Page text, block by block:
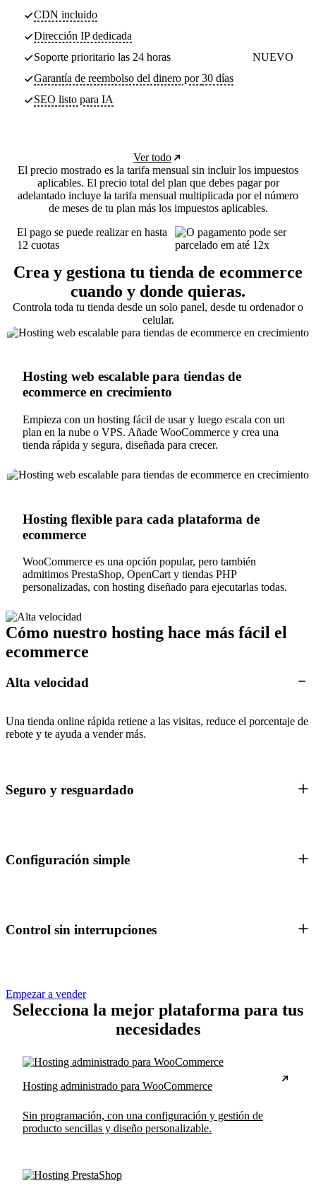
CDN incluido
Dirección IP dedicada
Soporte prioritario las 24 horas
NUEVO
Garantía de reembolso del dinero por30 días
SEO listo para IA
Ver todo
El precio mostrado es la tarifa mensual sin incluir los impuestos
aplicables. El precio total del plan que debes pagar por
adelantado incluye la tarifa mensual multiplicada por el número
de meses de tu plan más los impuestos aplicables.
El pago se puede realizar en hasta
12 cuotas
Crea y gestiona tu tienda de ecommerce
cuando y donde quieras.
Controla toda tu tienda desde un solo panel, desde tu ordenador o
celular.
Hosting web escalable para tiendas de
ecommerce en crecimiento
Empieza con un hosting fácil de usar y luego escala con un
plan en la nube o VPS. Añade WooCommerce y crea una
tienda rápida y segura, diseñada para crecer.
Hosting flexible para cada plataforma de
ecommerce
WooCommerce es una opción popular, pero también
admitimos PrestaShop, OpenCart y tiendas PHP
personalizadas, con hosting diseñado para ejecutarlas todas.
Cómo nuestro hosting hace más fácil el
ecommerce
Alta velocidad
Una tienda online rápida retiene a las visitas, reduce el porcentaje de
rebote y te ayuda a vender más.
Seguro y resguardado
Configuración simple
Control sin interrupciones
Empezar a vender
Selecciona la mejor plataforma para tus
necesidades
Hosting administrado para WooCommerce
Sin programación, con una configuración y gestión de
producto sencillas y diseño personalizable.